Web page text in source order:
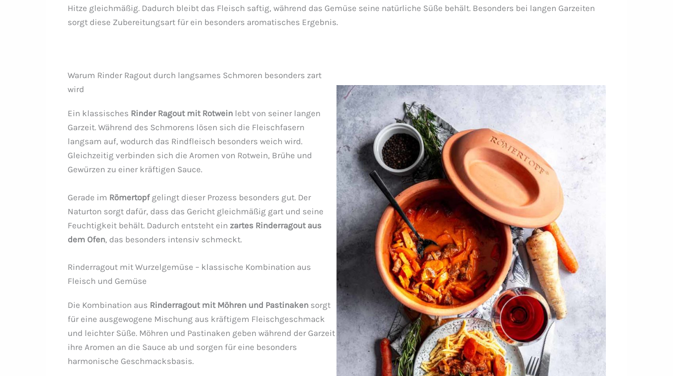
Hitze gleichmäßig. Dadurch bleibt das Fleisch saftig, während das Gemüse seine natürliche Süße behält. Besonders bei langen Garzeiten
sorgt diese Zubereitungsart für ein besonders aromatisches Ergebnis.
Warum Rinder Ragout durch langsames Schmoren besonders zart
wird
Ein klassisches Rinder Ragout mit Rotweinlebt von seiner langen
Garzeit. Während des Schmorens lösen sich die Fleischfasern
langsam auf, wodurch das Rindfleisch besonders weich wird.
Gleichzeitig verbinden sich die Aromen von Rotwein, Brühe und
Gewürzen zu einer kräftigen Sauce.
Gerade im Römertopfgelingt dieser Prozess besonders gut. Der
Naturton sorgt dafür, dass das Gericht gleichmäßig gart und seine
Feuchtigkeit behält. Dadurch entsteht ein zartes Rinderragout aus
dem Ofen, das besonders intensiv schmeckt.
Rinderragout mit Wurzelgemüse – klassische Kombination aus
Fleisch und Gemüse
Die Kombination aus Rinderragout mit Möhren und Pastinakensorgt
für eine ausgewogene Mischung aus kräftigem Fleischgeschmack
und leichter Süße. Möhren und Pastinaken geben während der Garzeit
ihre Aromen an die Sauce ab und sorgen für eine besonders
harmonische Geschmacksbasis.